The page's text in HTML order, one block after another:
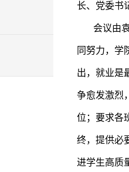
长、党委书
会议由
同努力，学
出，就业是
争愈发激烈
位；要求各
终，提供必
进学生高质